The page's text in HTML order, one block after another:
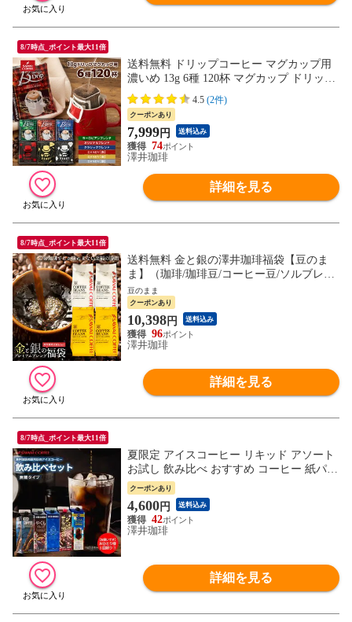
8/7時点_ポイント最大11倍
送料無料 ドリップコーヒー マグカップ用
濃いめ 13g 6種 120杯 マグカップ ドリップ
ドリップパック 珈琲 個包装 大量 澤井珈琲
13Drip 業務用 飲み比べ 簡単 送料込
4.5 (2件)
クーポンあり
7,999円 送料込み
74
澤井珈琲
詳細を見る
8/7時点_ポイント最大11倍
送料無料 金と銀の澤井珈琲福袋【豆のま
ま】（珈琲/珈琲豆/コーヒー豆/ソルブレン
ド/ルナブレンド/送料込）
豆のまま
クーポンあり
10,398円 送料込み
96
澤井珈琲
詳細を見る
8/7時点_ポイント最大11倍
夏限定 アイスコーヒー リキッド アソート
お試し 飲み比べ おすすめ コーヒー 紙パッ
ク 濃厚 無糖 5種 5本 セット 送料無料 澤井
珈琲 高級 特選オリジナルアイスコーヒー
1000ml
クーポンあり
4,600円 送料込み
42
澤井珈琲
詳細を見る